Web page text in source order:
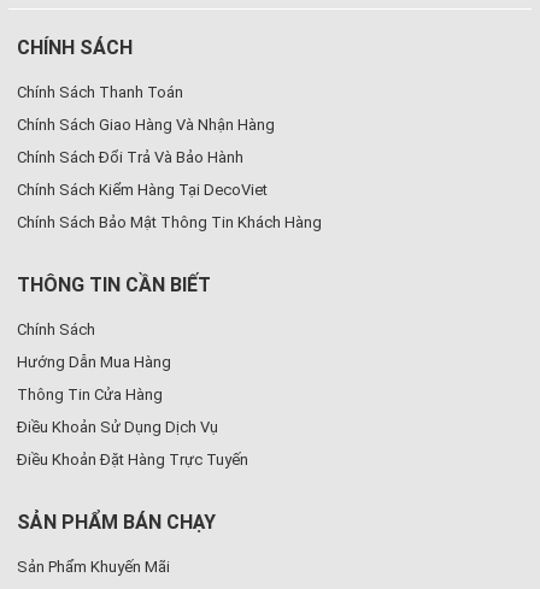
CHÍNH SÁCH
Chính Sách Thanh Toán
Chính Sách Giao Hàng Và Nhận Hàng
Chính Sách Đổi Trả Và Bảo Hành
Chính Sách Kiểm Hàng Tại DecoViet
Chính Sách Bảo Mật Thông Tin Khách Hàng
THÔNG TIN CẦN BIẾT
Chính Sách
Hướng Dẫn Mua Hàng
Thông Tin Cửa Hàng
Điều Khoản Sử Dụng Dịch Vụ
Điều Khoản Đặt Hàng Trực Tuyến
SẢN PHẨM BÁN CHẠY
Sản Phẩm Khuyến Mãi